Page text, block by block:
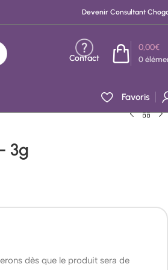
Devenir Consultant
Contact 0
0,00€
Favoris
3g
dès que le produit sera de